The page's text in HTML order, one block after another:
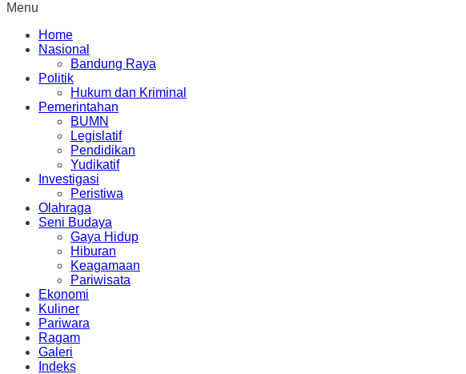
Menu
Home
Nasional
Bandung Raya
Politik
Hukum dan Kriminal
Pemerintahan
BUMN
Legislatif
Pendidikan
Yudikatif
Investigasi
Peristiwa
Olahraga
Seni Budaya
Gaya Hidup
Hiburan
Keagamaan
Pariwisata
Ekonomi
Kuliner
Pariwara
Ragam
Galeri
Indeks